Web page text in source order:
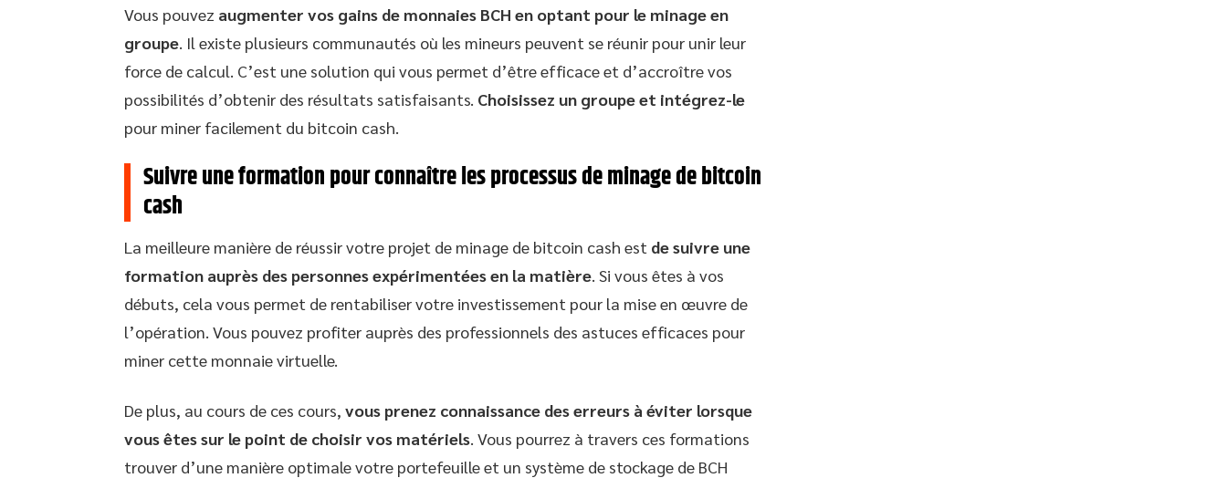
Vous pouvez augmenter vos gains de monnaies BCH en optant pour le minage en
groupe. Il existe plusieurs communautés où les mineurs peuvent se réunir pour unir leur
force de calcul. C’est une solution qui vous permet d’être efficace et d’accroître vos
possibilités d’obtenir des résultats satisfaisants. Choisissez un groupe et intégrez-le
pour miner facilement du bitcoin cash.
Suivre une formation pour connaître les processus de minage de bitcoin
cash
La meilleure manière de réussir votre projet de minage de bitcoin cash est de suivre une
formation auprès des personnes expérimentées en la matière. Si vous êtes à vos
débuts, cela vous permet de rentabiliser votre investissement pour la mise en œuvre de
l’opération. Vous pouvez profiter auprès des professionnels des astuces efficaces pour
miner cette monnaie virtuelle.
De plus, au cours de ces cours, vous prenez connaissance des erreurs à éviter lorsque
vous êtes sur le point de choisir vos matériels. Vous pourrez à travers ces formations
trouver d’une manière optimale votre portefeuille et un système de stockage de BCH